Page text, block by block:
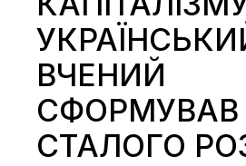
ВЧЕНИЙ
СФОРМУВАВ
СТАЛОГО